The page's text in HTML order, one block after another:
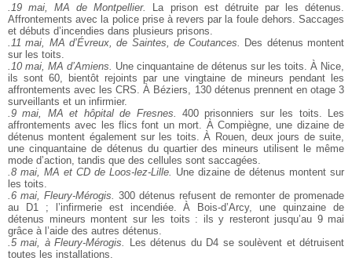
.19 mai, MA de Montpellier.
La prison est détruite par les détenus.
Affrontements avec la police prise à revers par la foule dehors. Saccages
et débuts d’incendies dans plusieurs prisons.
.11 mai, MA d’Évreux, de Saintes, de Coutances.
Des détenus montent
sur les toits.
.10 mai, MA d’Amiens.
Une cinquantaine de détenus sur les toits. À Nice,
ils sont 60, bientôt rejoints par une vingtaine de mineurs pendant les
affrontements avec les CRS. À Béziers, 130 détenus prennent en otage 3
surveillants et un infirmier.
.9 mai, MA et hôpital de Fresnes.
400 prisonniers sur les toits. Les
affrontements avec les flics font un mort. À Compiègne, une dizaine de
détenus montent également sur les toits. À Rouen, deux jours de suite,
une cinquantaine de détenus du quartier des mineurs utilisent le même
mode d’action, tandis que des cellules sont saccagées.
.8 mai, MA et CD de Loos-lez-Lille.
Une dizaine de détenus montent sur
les toits.
.6 mai, Fleury-Mérogis.
300 détenus refusent de remonter de promenade
au D1 ; l’infirmerie est incendiée. À Bois-d’Arcy, une quinzaine de
détenus mineurs montent sur les toits : ils y resteront jusqu’au 9 mai
grâce à l’aide des autres détenus.
.5 mai, à Fleury-Mérogis.
Les détenus du D4 se soulèvent et détruisent
toutes les installations.